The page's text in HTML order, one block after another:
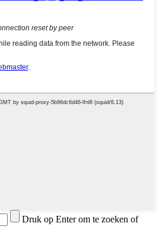
Druk op Enter om te zoeken of